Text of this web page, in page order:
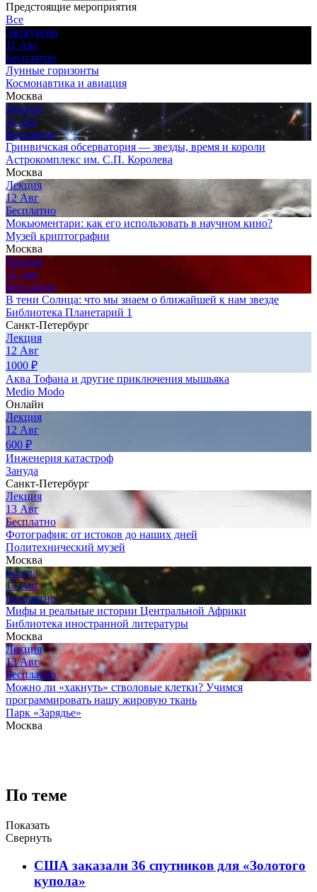
Предстоящие мероприятия
Все
Экскурсия
11 Авг
Бесплатно
Лунные горизонты
Космонавтика и авиация
Москва
Лекция
11 Авг
Бесплатно
Гринвичская обсерватория — звезды, время и короли
Астрокомплекс им. С.П. Королева
Москва
Лекция
12 Авг
Бесплатно
Мокьюментари: как его использовать в научном кино?
Музей криптографии
Москва
Лекция
12 Авг
Бесплатно
В тени Солнца: что мы знаем о ближайшей к нам звезде
Библиотека Планетарий 1
Санкт-Петербург
Лекция
12 Авг
1000 ₽
Аква Тофана и другие приключения мышьяка
Medio Modo
Онлайн
Лекция
12 Авг
600 ₽
Инженерия катастроф
Зануда
Санкт-Петербург
Лекция
13 Авг
Бесплатно
Фотография: от истоков до наших дней
Политехнический музей
Москва
Беседа
13 Авг
Бесплатно
Мифы и реальные истории Центральной Африки
Библиотека иностранной литературы
Москва
Лекция
13 Авг
Бесплатно
Можно ли «хакнуть» стволовые клетки? Учимся
программировать нашу жировую ткань
Парк «Зарядье»
Москва
По теме
Показать
Свернуть
США заказали 36 спутников для «Золотого
купола»